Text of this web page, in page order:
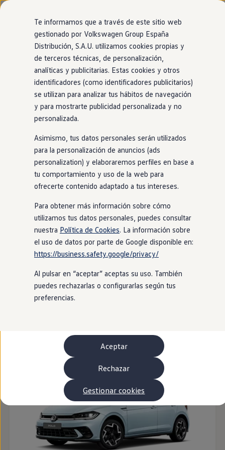
Ir
directamente
al contenido
Ir
directamente
al pie de
página
Nuevo ID. Cross
Vehículos Comerciales
Compra y ofertas
Volkswagen nuevo en stock
Volkswagen de ocasión
Financiación
My Renting
My Way
Seguros
Empresas
Autoescuelas
Eléctricos e híbridos
Más sobre híbridos
Plan Auto +
Etiquetas DGT
Simulador de autonomía, carga y ahorro
Carga y autonomía
Soluciones de carga
Tarifas de carga
Carga en casa
Modos de carga
Autonomía
Clientes y posventa
Club Volkswagen
Ofertas posventa
Beneficios Volkswagen
Asistencia en carretera
Servicios de movilidad
Garantía del fabricante
Buscar servicios para tu modelo
Volkswagen Apps, inicio de sesión y tienda
Conectar el móvil con el vehículo
Actualizaciones del software, los mapas y las
Mantenimiento y reparaciones
Revisiones e ITV
Aceite y líquidos del motor
Baterías
Frenos
Motor y chasis
Aire acondicionado y filtros
Faros y lunas
Carrocería y pintura
Modelos Acabados Motor Exterior Interior Ruedas
Modelos
PRUEBA NUESTRO ASESOR VIRTUAL
Encuentra el Volkswagen perfecto para
SUV Eléctrico Gasolina Híbrido enchufable
Te informamos que a través de este sitio web
gestionado por Volkswagen Group España
Distribución, S.A.U. utilizamos cookies propias y
de terceros técnicas, de personalización,
analíticas y publicitarias. Estas cookies y otros
identificadores (como identificadores publicitarios)
se utilizan para analizar tus hábitos de navegación
y para mostrarte publicidad personalizada y no
personalizada.
Asimismo, tus datos personales serán utilizados
para la personalización de anuncios (ads
personalization) y elaboraremos perfiles en base a
tu comportamiento y uso de la web para
ofrecerte contenido adaptado a tus intereses.
Para obtener más información sobre cómo
utilizamos tus datos personales, puedes consultar
nuestra Política de Cookies. La información sobre
el uso de datos por parte de Google disponible en:
https://business.safety.google/privacy/
Al pulsar en “aceptar” aceptas su uso. También
puedes rechazarlas o configurarlas según tus
preferencias.
Aceptar
Rechazar
Gestionar cookies